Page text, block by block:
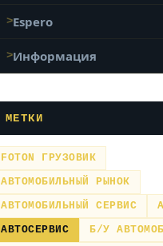
Espero
Информация
МЕТКИ
FOTON ГРУЗОВИК
АВТОМОБИЛЬНЫЙ РЫНОК
АВТОМОБИЛЬНЫЙ СЕРВИС
АВТОСЕРВИС
Б/У